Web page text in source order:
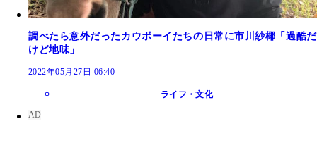
調べたら意外だったカウボーイたちの日常に市川紗椰「過酷だ
けど地味」
2022年05月27日 06:40
ライフ・文化